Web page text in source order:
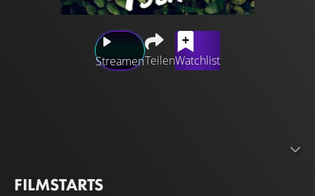
StreamenTeilenWatchlist
die Vorherrschaft kämpfen und erkunde das komplexe
FILMSTARTS